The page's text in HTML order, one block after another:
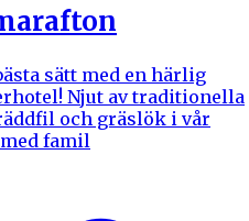
sätt med en härlig
Njut av traditionella
och gräslök i vår
famil